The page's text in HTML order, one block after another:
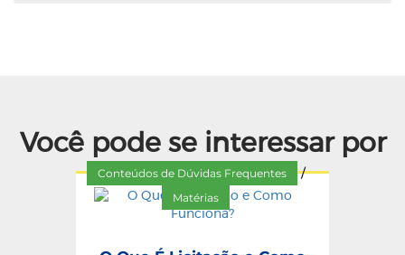
Você pode se interessar por
Conteúdos de Dúvidas Frequentes /
Matérias